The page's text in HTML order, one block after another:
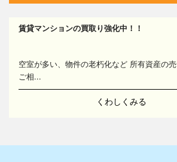
賃貸マンションの買取り強化中！！
空室が多い、物件の老朽化など 所有資産の
ご相...
くわしくみる